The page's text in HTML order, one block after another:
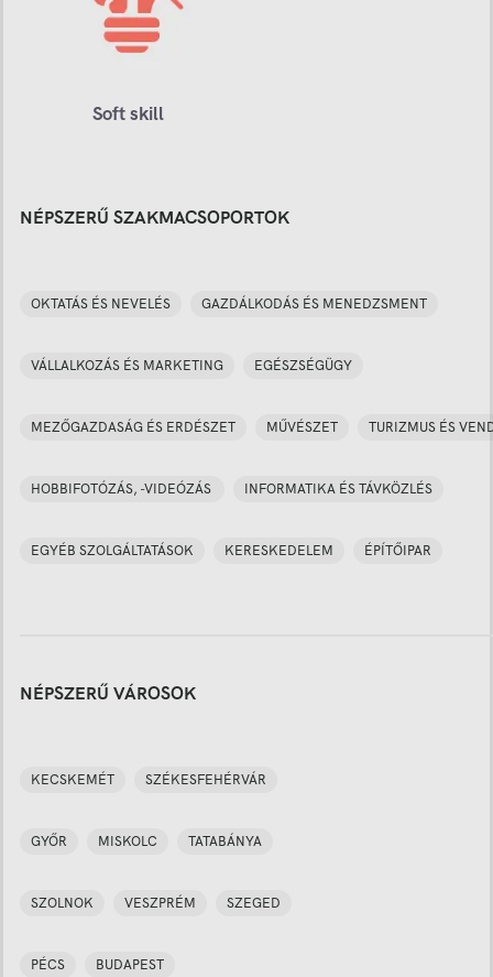
Soft skill
NÉPSZERŰ SZAKMACSOPORTOK
OKTATÁS ÉS NEVELÉS GAZDÁLKODÁS ÉS MENEDZSMENT
VÁLLALKOZÁS ÉS MARKETING EGÉSZSÉGÜGY
MEZŐGAZDASÁG ÉS ERDÉSZET MŰVÉSZET TURIZMUS ÉS
HOBBIFOTÓZÁS, -VIDEÓZÁS INFORMATIKA ÉS TÁVKÖZLÉS
EGYÉB SZOLGÁLTATÁSOK KERESKEDELEM ÉPÍTŐIPAR
NÉPSZERŰ VÁROSOK
KECSKEMÉT SZÉKESFEHÉRVÁR
GYŐR MISKOLC TATABÁNYA
SZOLNOK VESZPRÉM SZEGED
PÉCS BUDAPEST